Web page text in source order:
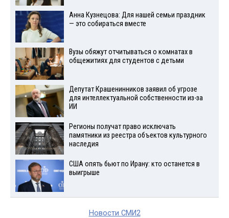
Анна Кузнецова: Для нашей семьи праздник
— это собираться вместе
Вузы обяжут отчитываться о комнатах в
общежитиях для студентов с детьми
Депутат Крашенинников заявил об угрозе
для интеллектуальной собственности из-за
ИИ
Регионы получат право исключать
памятники из реестра объектов культурного
наследия
США опять бьют по Ирану: кто останется в
выигрыше
Новости СМИ2